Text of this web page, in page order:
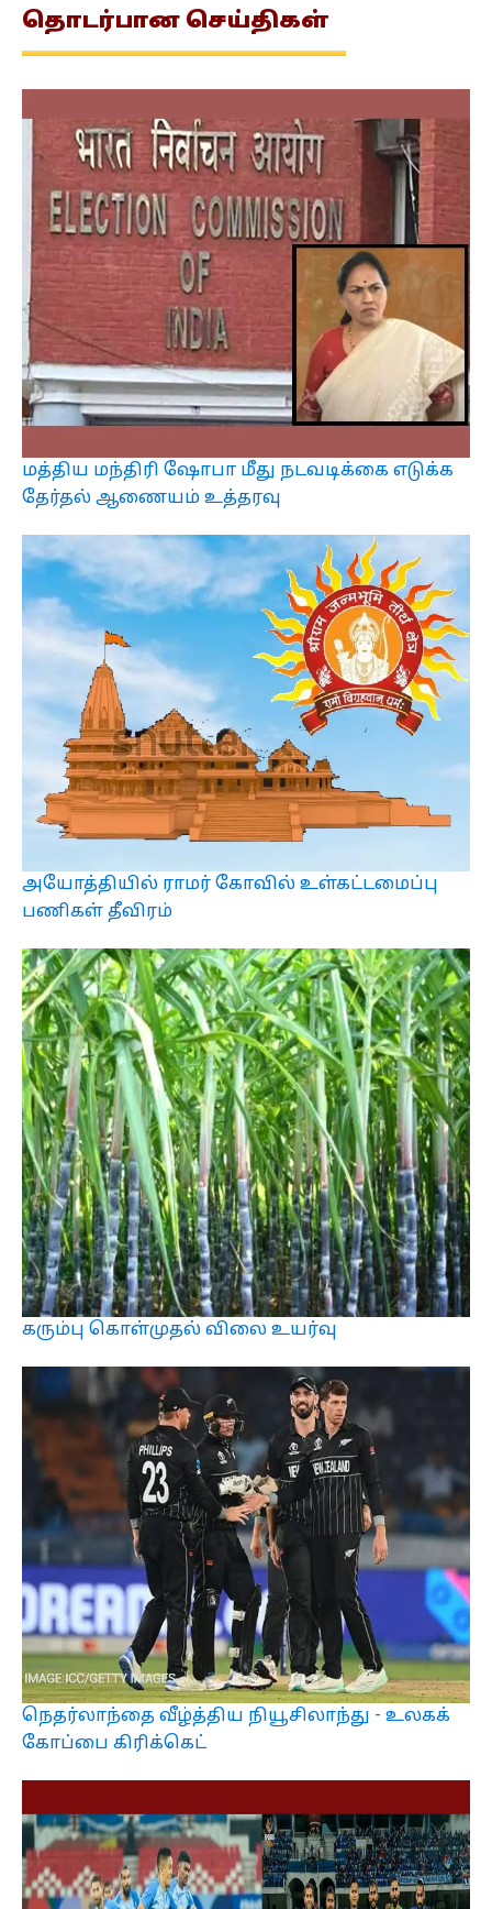
தொடர்பான செய்திகள்
மத்திய மந்திரி ஷோபா மீது நடவடிக்கை எடுக்க
தேர்தல் ஆணையம் உத்தரவு
அயோத்தியில் ராமர் கோவில் உள்கட்டமைப்பு
பணிகள் தீவிரம்
கரும்பு கொள்முதல் விலை உயர்வு
நெதர்லாந்தை வீழ்த்திய நியூசிலாந்து - உலகக்
கோப்பை கிரிக்கெட்